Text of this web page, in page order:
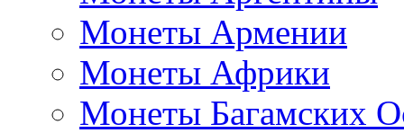
Монеты Армении
Монеты Африки
Монеты Багамских